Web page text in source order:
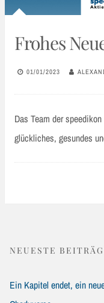
Frohes
01/01/2023
Das Team der
glückliches, gesundes
NEUESTE
Ein Kapitel endet, ein